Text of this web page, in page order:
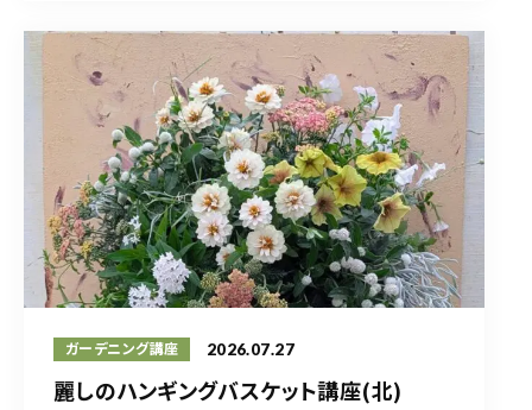
ガーデニング講座 2026.07.27
麗しのハンギングバスケット講座(北)